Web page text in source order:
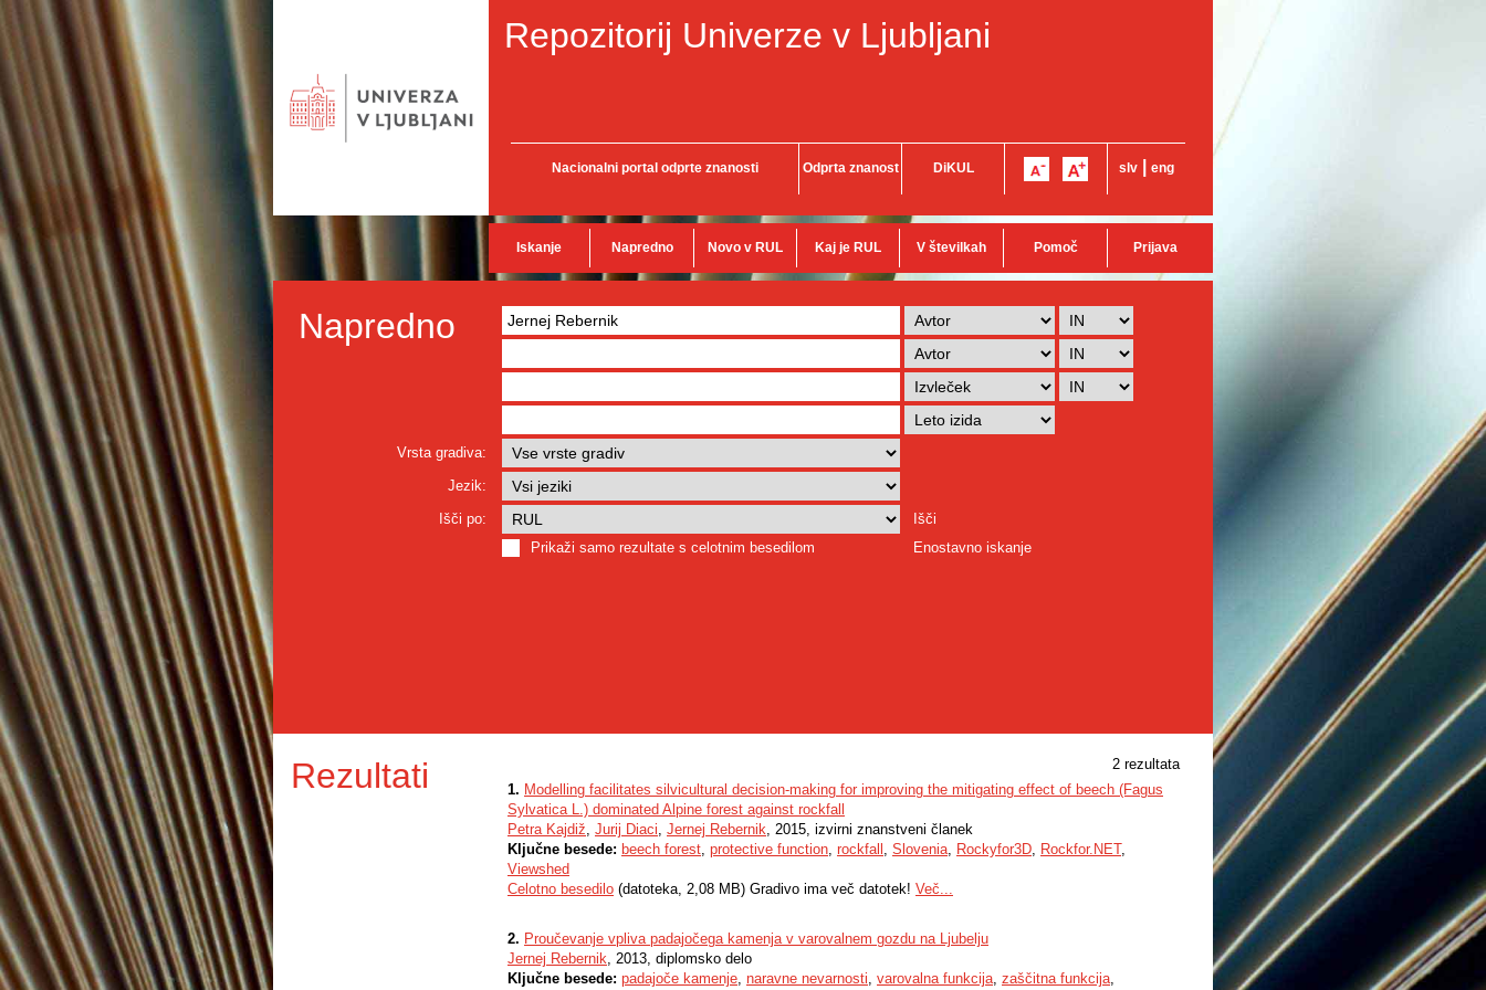
Repozitorij Univerze v Ljubljani
Nacionalni portal odprte znanosti Odprta znanost DiKUL slv eng
Iskanje Napredno Novo v RUL Kaj je RUL V številkah Pomoč Prijava
Napredno
Vrsta gradiva:
Jezik:
Išči po:
Išči
Prikaži samo rezultate s celotnim besedilom
Enostavno iskanje
Rezultati
2 rezultata
1. Modelling facilitates silvicultural decision-making for improving the mitigating effect of beech (Fagus
Sylvatica L.) dominated Alpine forest against rockfall
Petra Kajdiž, Jurij Diaci, Jernej Rebernik, 2015, izvirni znanstveni članek
Ključne besede: beech forest, protective function, rockfall , Slovenia, Rockyfor3D, Rockfor.NET,
Viewshed
Celotno besedilo (datoteka, 2,08 MB) Gradivo ima več datotek! Več...
2. Proučevanje vpliva padajočega kamenja v varovalnem gozdu na Ljubelju
Jernej Rebernik, 2013, diplomsko delo
Ključne besede: padajoče kamenje, naravne nevarnosti, varovalna funkcija, zaščitna funkcija,